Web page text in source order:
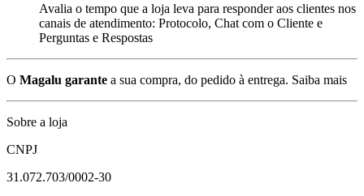
Avalia o tempo que a loja leva para responder aos clientes nos
canais de atendimento: Protocolo, Chat com o Cliente e
Perguntas e Respostas
O Magalu garante a sua compra, do pedido à entrega. Saiba mais
Sobre a loja
CNPJ
31.072.703/0002-30